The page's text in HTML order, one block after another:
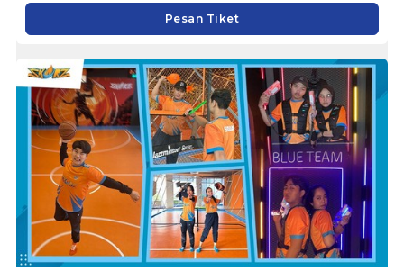
Pesan Tiket